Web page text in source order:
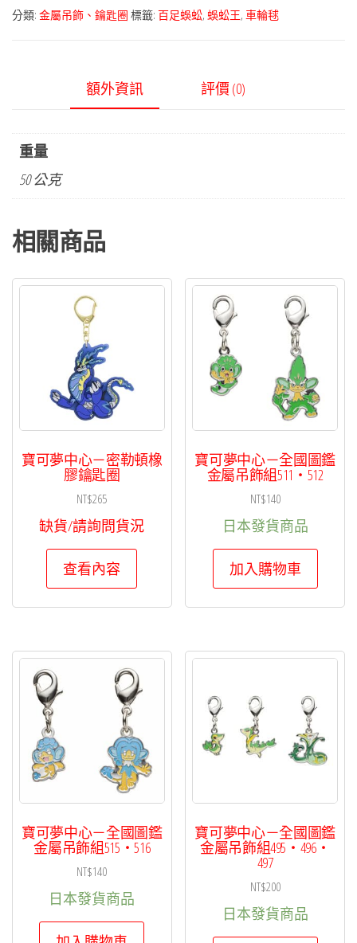
中
鑑
屬
飾
組
543・
分類: 金屬吊飾、鑰匙圈 標籤: 百足蜈蚣, 蜈蚣王, 車輪毬
額外資訊 評價 (0)
重量
50 公克
相關商品
寶可夢中心－密勒頓橡
膠鑰匙圈
NT$265
缺貨/請詢問貨況
查看內容
寶可夢中心－全國圖鑑
金屬吊飾組511・512
NT$140
日本發貨商品
加入購物車
寶可夢中心－全國圖鑑
金屬吊飾組515・516
NT$140
日本發貨商品
寶可夢中心－全國圖鑑
金屬吊飾組495・496・
497
NT$200
日本發貨商品